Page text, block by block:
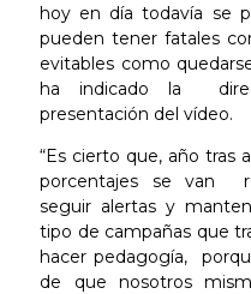
hoy en día todavía se
pueden tener fatales
evitables como
ha indicado la
presentación del vídeo.
“Es cierto que, año tras
porcentajes se van
seguir alertas y
tipo de campañas que
hacer pedagogía,
de que nosotros